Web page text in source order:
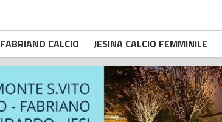
FABRIANO CALCIO JESINA CALCIO FEMMINILE